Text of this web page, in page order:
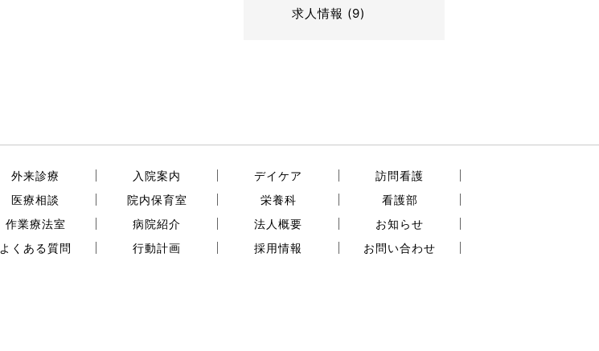
求人情報 (9)
外来診療 入院案内 デイケア
訪問看護
医療相談
院内保育室 栄養科
看護部
作業療法室
病院紹介 法人概要
お知らせ
よくある質問
行動計画 採用情報 お問い合わせ